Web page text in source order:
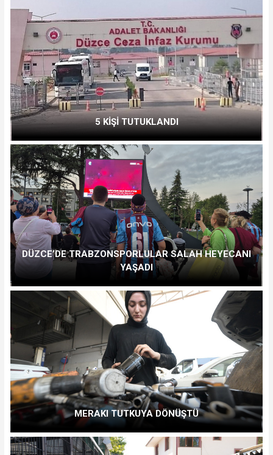
5 KİŞİ TUTUKLANDI
DÜZCE’DE TRABZONSPORLULAR SALAH HEYECANI
YAŞADI
MERAKI TUTKUYA DÖNÜŞTÜ